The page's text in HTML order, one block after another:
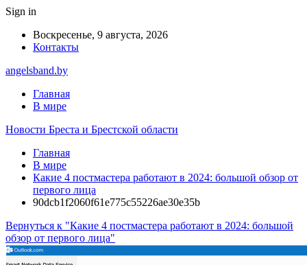
Sign in
Воскресенье, 9 августа, 2026
Контакты
angelsband.by
Главная
В мире
Новости Бреста и Брестской области
Главная
В мире
Какие 4 постмастера работают в 2024: большой обзор от
первого лица
90dcb1f2060f61e775c55226ae30e35b
Вернуться к "Какие 4 постмастера работают в 2024: большой
обзор от первого лица"